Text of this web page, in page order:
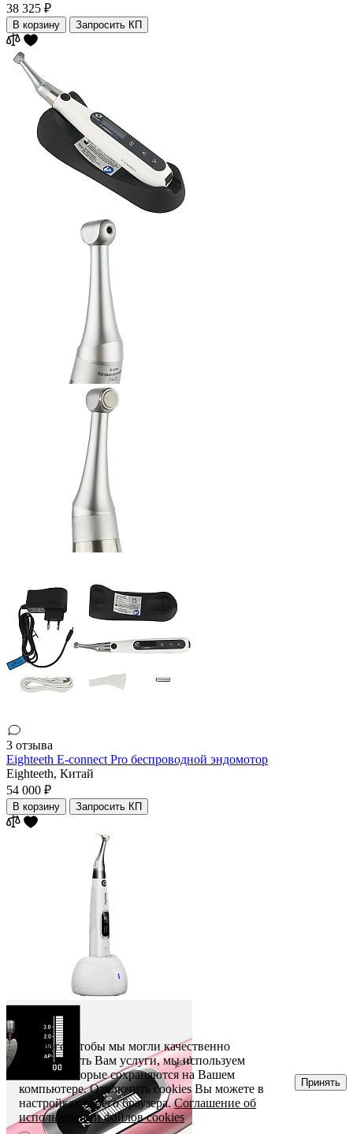
38 325 ₽
В корзину Запросить КП
3 отзыва
Eighteeth E-connect Pro беспроводной эндомотор
Eighteeth, Китай
54 000 ₽
В корзину Запросить КП
Для того, чтобы мы могли качественно
предоставить Вам услуги, мы используем
cookies, которые сохраняются на Вашем
компьютере. Отключить cookies Вы можете в
настройках своего браузера.Соглашение об
использовании файлов cookies
Принять